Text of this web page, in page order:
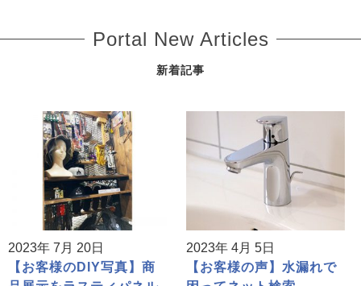
Portal New Articles
新着記事
2023年 7月 20日
【お客様のDIY写真】商
2023年 4月 5日
【お客様の声】水漏れで